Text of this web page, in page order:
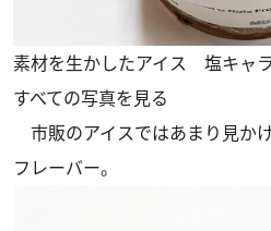
素材を生かしたアイス 塩キャ
すべての写真を見る
市販のアイスではあまり見か
フレーバー。